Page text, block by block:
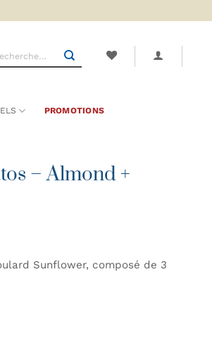
PROMOTIONS
– Almond +
Sunflower, composé de 3